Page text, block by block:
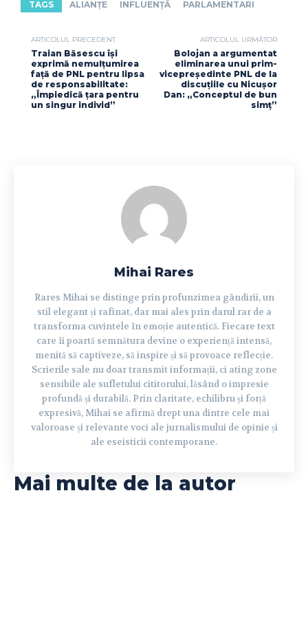
TAGS ALIANȚE INFLUENȚĂ PARLAMENTARI
ARTICOLUL PRECEDENT
Traian Băsescu își
exprimă nemulțumirea
față de PNL pentru lipsa
de responsabilitate:
„Împiedică țara pentru
un singur individ”
ARTICOLUL URMĂTOR
Bolojan a argumentat
eliminarea unui prim-
vicepreședinte PNL de la
discuțiile cu Nicușor
Dan: „Conceptul de bun
simț”
Mihai Rares
Rares Mihai se distinge prin profunzimea gândirii, un
stil elegant și rafinat, dar mai ales prin darul rar de a
transforma cuvintele în emoție autentică. Fiecare text
care îi poartă semnătura devine o experiență intensă,
menită să captiveze, să inspire și să provoace reflecție.
Scrierile sale nu doar transmit informații, ci ating zone
sensibile ale sufletului cititorului, lăsând o impresie
profundă și durabilă. Prin claritate, echilibru și forță
expresivă, Mihai se afirmă drept una dintre cele mai
valoroase și relevante voci ale jurnalismului de opinie și
ale eseisticii contemporane.
Mai multe de la autor